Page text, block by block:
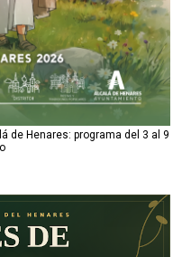
de Henares: programa del 3 al 9